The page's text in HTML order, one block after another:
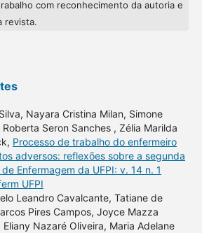
com reconhecimento da autoria e
revista.
Nayara Cristina Milan, Simone
Seron Sanches , Zélia Marilda
Processo de trabalho do enfermeiro
adversos: reflexões sobre a segunda
Enfermagem da UFPI: v. 14 n. 1
UFPI
Leandro Cavalcante, Tatiane de
Pires Campos, Joyce Mazza
Eliany Nazaré Oliveira, Maria Adelane